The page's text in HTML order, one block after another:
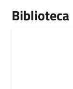
Biblioteca